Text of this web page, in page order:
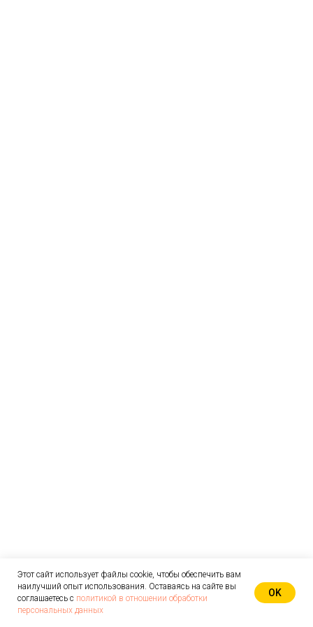
Этот сайт использует файлы cookie, чтобы обеспечить вам
наилучший опыт использования. Оставаясь на сайте вы
соглашаетесь с политикой в отношении обработки
персональных данных
OK